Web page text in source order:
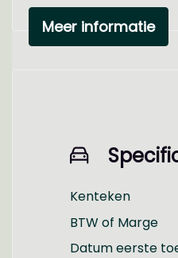
tenminste 6
Wenst u dat
APK en
Meer informatie
Kenteken
BTW of Marge
Datum eerste